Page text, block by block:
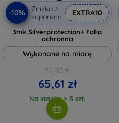
-10%
Zniżka z
kuponem
EXTRA10
3mk Silverprotection+ Folia
ochronna
Wykonane na miarę
72,90 zł
65,61 zł
Na stanie: > 5 szt.